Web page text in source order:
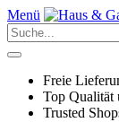
Menü
Freie
Top Qualität
Trusted